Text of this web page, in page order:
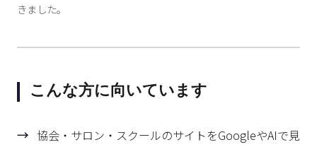
きました。
こんな方に向いています
協会・サロン・スクールのサイトをGoogleやAIで見